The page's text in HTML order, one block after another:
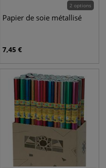
2 options
Papier de soie métallisé
7,45 €